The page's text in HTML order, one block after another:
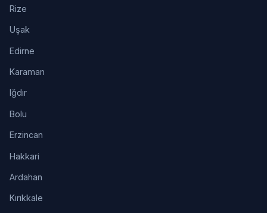
Rize
Uşak
Edirne
Karaman
Iğdır
Bolu
Erzincan
Hakkari
Ardahan
Kırıkkale